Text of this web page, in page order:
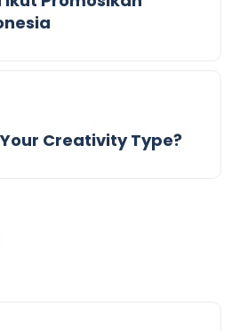
Your Creativity Type?